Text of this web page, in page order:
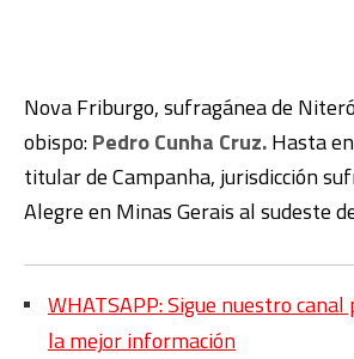
Nova Friburgo, sufragánea de
obispo:Pedro Cunha Cruz.Hasta
titular de Campanha, jurisdicción
Alegre en Minas Gerais al sudeste
WHATSAPP: Sigue nuestro
la mejor información